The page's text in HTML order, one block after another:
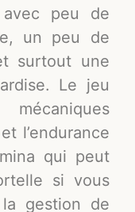
peu de
un peu de
surtout une
Le jeu
l’endurance
qui peut
si vous
gestion de